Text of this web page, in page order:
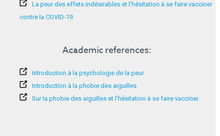
La peur des effets indésirables et l'hésitation à se faire vacciner
contre la COVID-19.
Academic references:
Introduction à la psychologie de la peur.
Introduction à la phobie des aiguilles.
Sur la phobie des aiguilles et l'hésitation à se faire vacciner.